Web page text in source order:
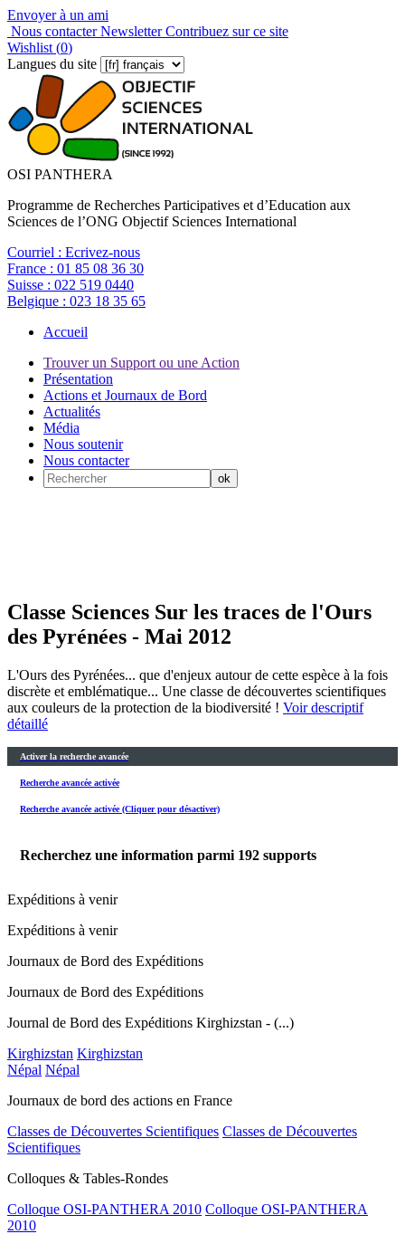
Envoyer à un ami
Nous contacterNewsletterContribuez sur ce site
Wishlist (0)
Langues du site
OSI PANTHERA
Programme de Recherches Participatives et d’Education aux
Sciences de l’ONG Objectif Sciences International
Courriel : Ecrivez-nous
France : 01 85 08 36 30
Suisse : 022 519 0440
Belgique : 023 18 35 65
Accueil
Trouver un Support ou une Action
Présentation
Actions et Journaux de Bord
Actualités
Média
Nous soutenir
Nous contacter
Classe Sciences Sur les traces de l'Ours
des Pyrénées - Mai 2012
L'Ours des Pyrénées... que d'enjeux autour de cette espèce à la fois
discrète et emblématique... Une classe de découvertes scientifiques
aux couleurs de la protection de la biodiversité ! Voir descriptif
détaillé
Activer la recherche avancée
Recherche avancée activée
Recherche avancée activée (Cliquer pour désactiver)
Recherchez une information parmi 192 supports
Expéditions à venir
Expéditions à venir
Journaux de Bord des Expéditions
Journaux de Bord des Expéditions
Journal de Bord des Expéditions Kirghizstan - (...)
Kirghizstan Kirghizstan
Népal Népal
Journaux de bord des actions en France
Classes de Découvertes Scientifiques Classes de Découvertes
Scientifiques
Colloques & Tables-Rondes
Colloque OSI-PANTHERA 2010 Colloque OSI-PANTHERA
2010